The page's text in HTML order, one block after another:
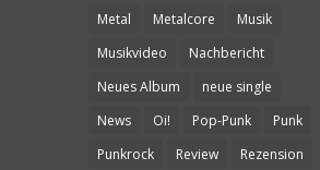
Metal
Metalcore
Musik
Musikvideo
Nachbericht
Neues Album
neue single
News
Oi! Pop-Punk
Punk
Punkrock
Review
Rezension